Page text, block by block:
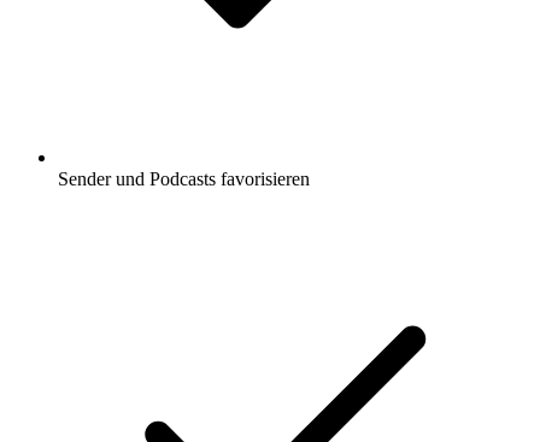
Sender und Podcasts favorisieren